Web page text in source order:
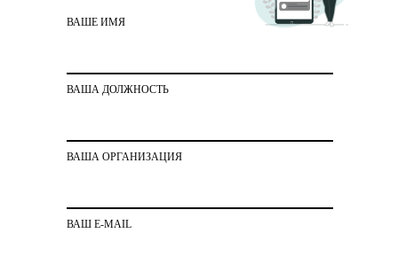
бухгалтерии теперь четко понимает,
что он должен делать и за что
ВАШЕ ИМЯ
ВАША ДОЛЖНОСТЬ
ВАША ОРГАНИЗАЦИЯ
ВАШ E-MAIL